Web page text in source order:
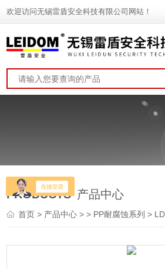
欢迎访问无锡雷盾安全科技有限公司网站！
PRODUCTS 产品中心
首页> 产品中心 > > PP耐腐蚀系列 >